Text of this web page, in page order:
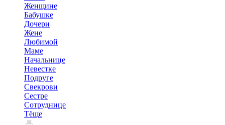
Женщине
Бабушке
Дочери
Жене
Любимой
Маме
Начальнице
Невестке
Подруге
Свекрови
Сестре
Сотруднице
Тёще